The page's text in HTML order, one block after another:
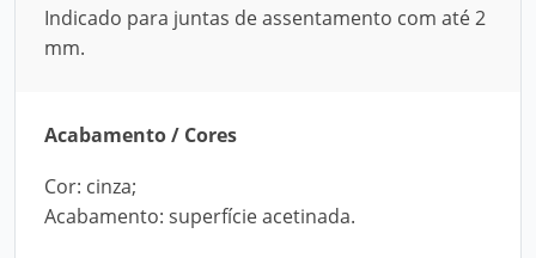
Indicado para juntas de assentamento com até 2
mm.
Acabamento / Cores
Cor: cinza;
Acabamento: superfície acetinada.